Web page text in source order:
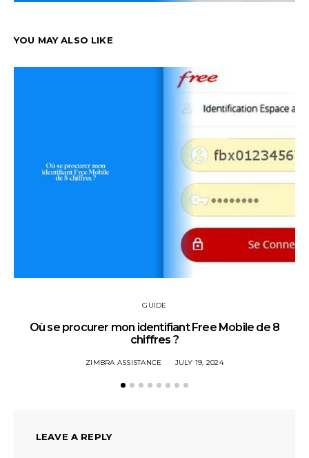
YOU MAY ALSO LIKE
GUIDE
Où se procurer mon identifiant Free Mobile de 8
chiffres ?
ZIMBRA ASSISTANCE JULY 19, 2024
LEAVE A REPLY